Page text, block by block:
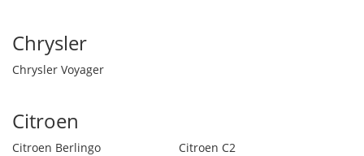
Chrysler
Chrysler Voyager
Citroen
Citroen Berlingo
Citroen C2